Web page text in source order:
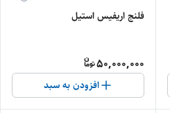
فلنج اریفیس استیل
50,000,000
افزودن به سبد